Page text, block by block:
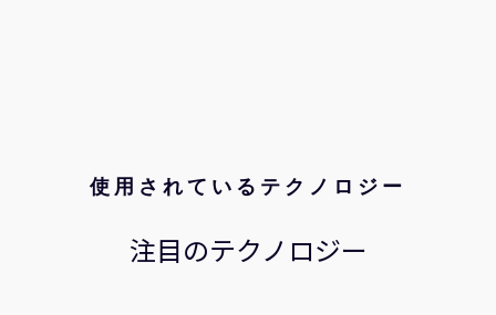
使用されているテクノロジー
注目のテクノロジー